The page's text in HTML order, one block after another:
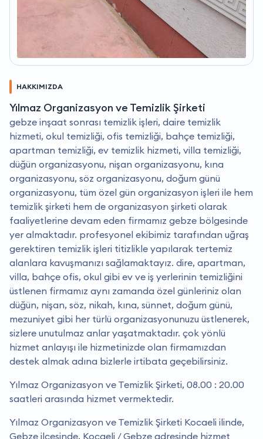
HAKKIMIZDA
Yılmaz Organizasyon ve Temizlik Şirketi
gebze inşaat sonrası temizlik işleri, daire temizlik
hizmeti, okul temizliği, ofis temizliği, bahçe temizliği,
apartman temizliği, ev temizlik hizmeti, villa temizliği,
düğün organizasyonu, nişan organizasyonu, kına
organizasyonu, söz organizasyonu, doğum günü
organizasyonu, tüm özel gün organizasyon işleri ile hem
temizlik şirketi hem de organizasyon şirketi olarak
faaliyetlerine devam eden firmamız gebze bölgesinde
yer almaktadır. profesyonel ekibimiz tarafından uğraş
gerektiren temizlik işleri titizlikle yapılarak tertemiz
alanlara kavuşmanızı sağlamaktayız. dire, apartman,
villa, bahçe ofis, okul gibi ev ve iş yerlerinin temizliğini
üstlenen firmamız aynı zamanda özel günleriniz olan
düğün, nişan, söz, nikah, kına, sünnet, doğum günü,
mezuniyet gibi her türlü organizasyonunuzu üstlenerek,
sizlere unutulmaz anlar yaşatmaktadır. çok yönlü
hizmet anlayışı ile hizmetinizde olan firmamızdan
destek almak adına bizlerle irtibata geçebilirsiniz.
Yılmaz Organizasyon ve Temizlik Şirketi, 08.00 : 20.00
saatleri arasında hizmet vermektedir.
Yılmaz Organizasyon ve Temizlik Şirketi Kocaeli ilinde,
Gebze ilçesinde, Kocaeli / Gebze adresinde hizmet